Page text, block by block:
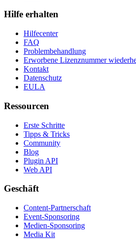
Hilfe erhalten
Hilfecenter
FAQ
Problembehandlung
Erworbene Lizenznummer
Kontakt
Datenschutz
EULA
Ressourcen
Erste Schritte
Tipps & Tricks
Community
Blog
Plugin API
Web API
Geschäft
Content-Partnerschaft
Event-Sponsoring
Medien-Sponsoring
Media Kit